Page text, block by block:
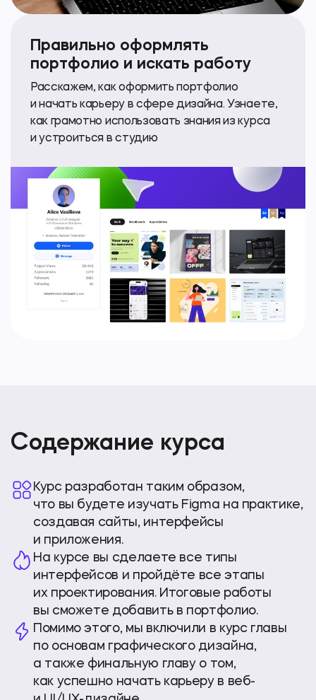
Правильно оформлять
портфолио и искать работу
Расскажем, как оформить портфолио
и начать карьеру в сфере дизайна. Узнаете,
как грамотно использовать знания из курса
и устроиться в студию
Содержание курса
Курс разработан таким образом,
что вы будете изучать Figma на практике,
создавая сайты, интерфейсы
и приложения.
На курсе вы сделаете все типы
интерфейсов и пройдёте все этапы
их проектирования. Итоговые работы
вы сможете добавить в портфолио.
Помимо этого, мы включили в курс главы
по основам графического дизайна,
а также финальную главу о том,
как успешно начать карьеру в веб-